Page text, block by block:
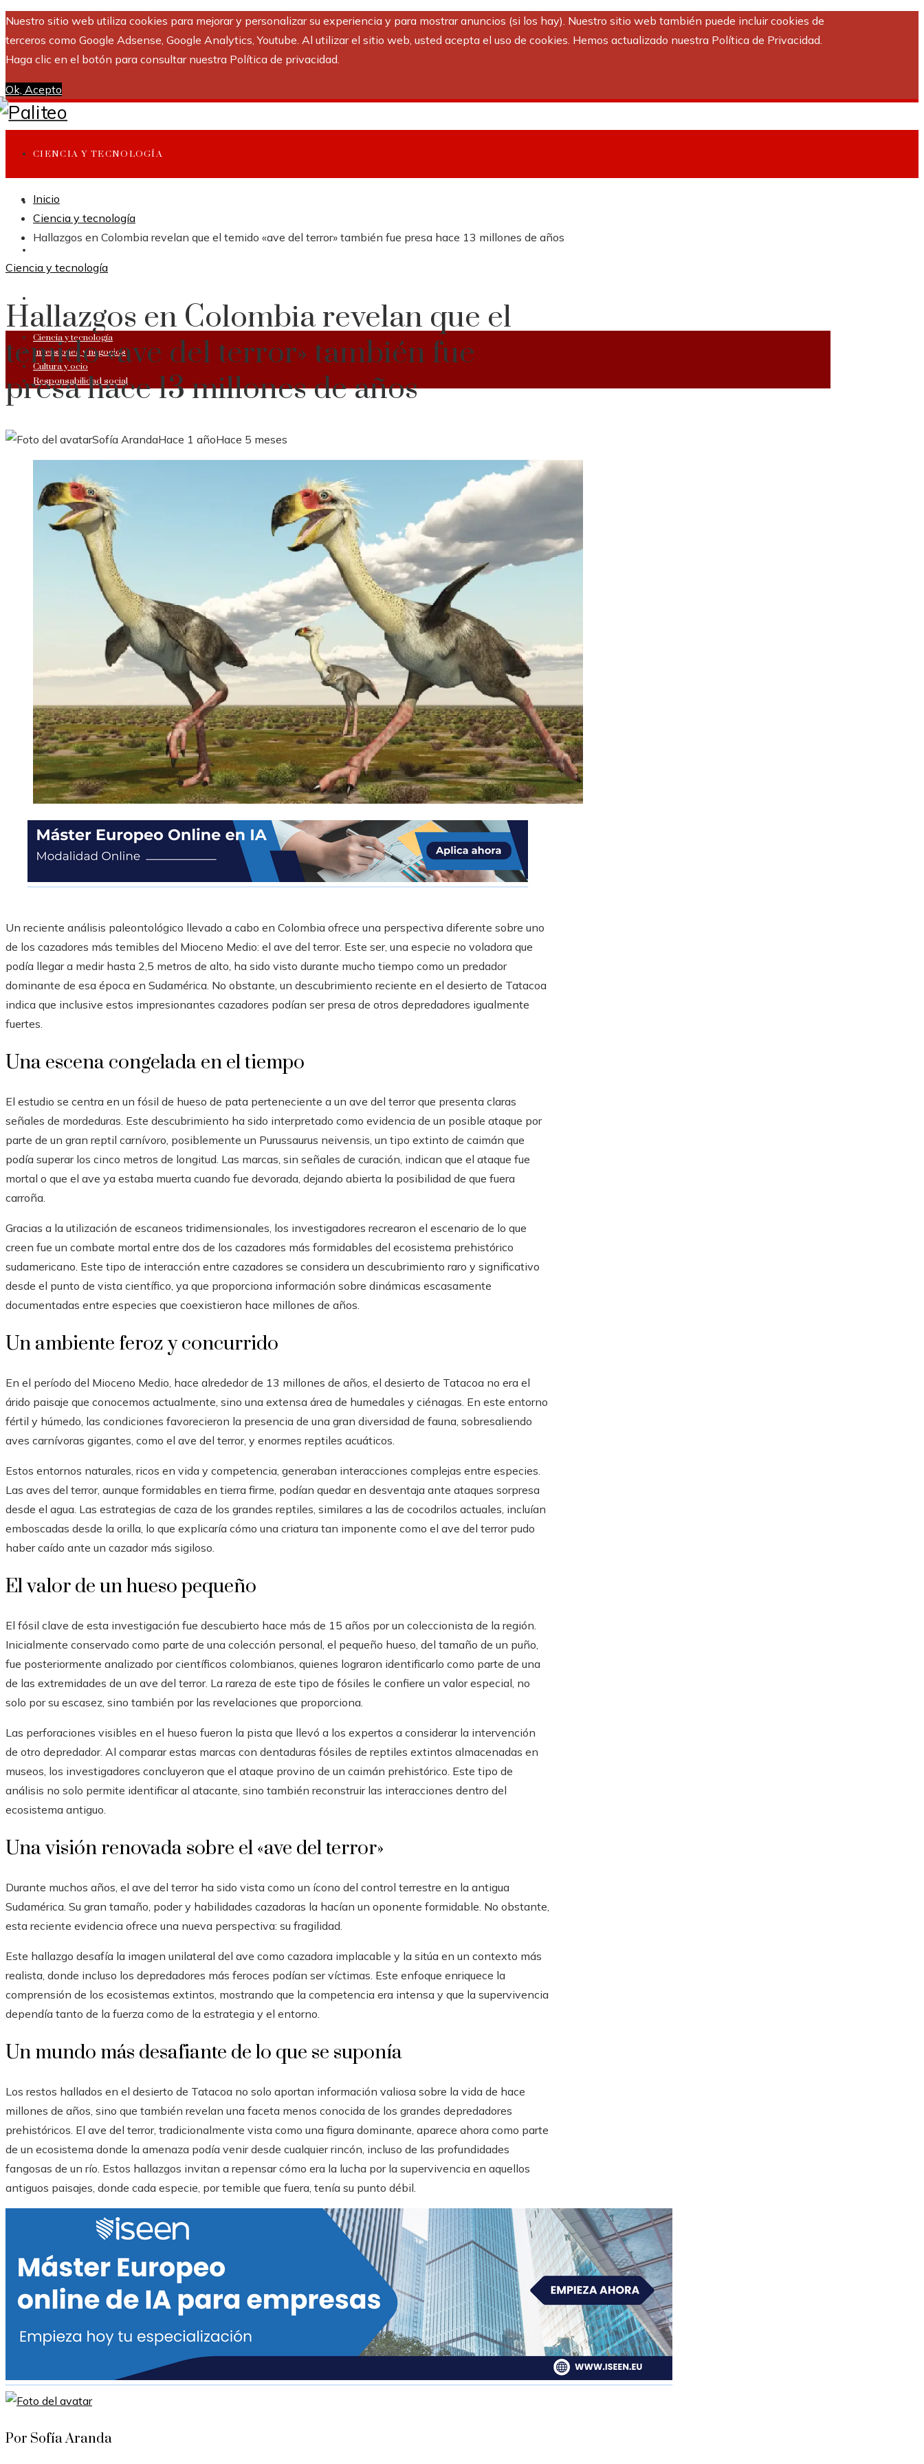
Nuestro sitio web utiliza cookies para mejorar y personalizar su experiencia y para mostrar anuncios (si los hay). Nuestro sitio web también puede incluir cookies de
terceros como Google Adsense, Google Analytics, Youtube. Al utilizar el sitio web, usted acepta el uso de cookies. Hemos actualizado nuestra Política de Privacidad.
Haga clic en el botón para consultar nuestra Política de privacidad.
Ok, Acepto
CIENCIA Y TECNOLOGÍA
INVERSIONES Y NEGOCIOS
Ciencia y tecnología
Inversiones y negocios
Cultura y ocio
Responsabilidad social
Inicio
Ciencia y tecnología
Hallazgos en Colombia revelan que el temido «ave del terror» también fue presa hace 13 millones de años
Ciencia y tecnología
Hallazgos en Colombia revelan que el
temido «ave del terror» también fue
presa hace 13 millones de años
Sofía ArandaHace 1 añoHace 5 meses
Un reciente análisis paleontológico llevado a cabo en Colombia ofrece una perspectiva diferente sobre uno
de los cazadores más temibles del Mioceno Medio: el ave del terror. Este ser, una especie no voladora que
podía llegar a medir hasta 2,5 metros de alto, ha sido visto durante mucho tiempo como un predador
dominante de esa época en Sudamérica. No obstante, un descubrimiento reciente en el desierto de Tatacoa
indica que inclusive estos impresionantes cazadores podían ser presa de otros depredadores igualmente
fuertes.
Una escena congelada en el tiempo
El estudio se centra en un fósil de hueso de pata perteneciente a un ave del terror que presenta claras
señales de mordeduras. Este descubrimiento ha sido interpretado como evidencia de un posible ataque por
parte de un gran reptil carnívoro, posiblemente un Purussaurus neivensis, un tipo extinto de caimán que
podía superar los cinco metros de longitud. Las marcas, sin señales de curación, indican que el ataque fue
mortal o que el ave ya estaba muerta cuando fue devorada, dejando abierta la posibilidad de que fuera
carroña.
Gracias a la utilización de escaneos tridimensionales, los investigadores recrearon el escenario de lo que
creen fue un combate mortal entre dos de los cazadores más formidables del ecosistema prehistórico
sudamericano. Este tipo de interacción entre cazadores se considera un descubrimiento raro y significativo
desde el punto de vista científico, ya que proporciona información sobre dinámicas escasamente
documentadas entre especies que coexistieron hace millones de años.
Un ambiente feroz y concurrido
En el período del Mioceno Medio, hace alrededor de 13 millones de años, el desierto de Tatacoa no era el
árido paisaje que conocemos actualmente, sino una extensa área de humedales y ciénagas. En este entorno
fértil y húmedo, las condiciones favorecieron la presencia de una gran diversidad de fauna, sobresaliendo
aves carnívoras gigantes, como el ave del terror, y enormes reptiles acuáticos.
Estos entornos naturales, ricos en vida y competencia, generaban interacciones complejas entre especies.
Las aves del terror, aunque formidables en tierra firme, podían quedar en desventaja ante ataques sorpresa
desde el agua. Las estrategias de caza de los grandes reptiles, similares a las de cocodrilos actuales, incluían
emboscadas desde la orilla, lo que explicaría cómo una criatura tan imponente como el ave del terror pudo
haber caído ante un cazador más sigiloso.
El valor de un hueso pequeño
El fósil clave de esta investigación fue descubierto hace más de 15 años por un coleccionista de la región.
Inicialmente conservado como parte de una colección personal, el pequeño hueso, del tamaño de un puño,
fue posteriormente analizado por científicos colombianos, quienes lograron identificarlo como parte de una
de las extremidades de un ave del terror. La rareza de este tipo de fósiles le confiere un valor especial, no
solo por su escasez, sino también por las revelaciones que proporciona.
Las perforaciones visibles en el hueso fueron la pista que llevó a los expertos a considerar la intervención
de otro depredador. Al comparar estas marcas con dentaduras fósiles de reptiles extintos almacenadas en
museos, los investigadores concluyeron que el ataque provino de un caimán prehistórico. Este tipo de
análisis no solo permite identificar al atacante, sino también reconstruir las interacciones dentro del
ecosistema antiguo.
Una visión renovada sobre el «ave del terror»
Durante muchos años, el ave del terror ha sido vista como un ícono del control terrestre en la antigua
Sudamérica. Su gran tamaño, poder y habilidades cazadoras la hacían un oponente formidable. No obstante,
esta reciente evidencia ofrece una nueva perspectiva: su fragilidad.
Este hallazgo desafía la imagen unilateral del ave como cazadora implacable y la sitúa en un contexto más
realista, donde incluso los depredadores más feroces podían ser víctimas. Este enfoque enriquece la
comprensión de los ecosistemas extintos, mostrando que la competencia era intensa y que la supervivencia
dependía tanto de la fuerza como de la estrategia y el entorno.
Un mundo más desafiante de lo que se suponía
Los restos hallados en el desierto de Tatacoa no solo aportan información valiosa sobre la vida de hace
millones de años, sino que también revelan una faceta menos conocida de los grandes depredadores
prehistóricos. El ave del terror, tradicionalmente vista como una figura dominante, aparece ahora como parte
de un ecosistema donde la amenaza podía venir desde cualquier rincón, incluso de las profundidades
fangosas de un río. Estos hallazgos invitan a repensar cómo era la lucha por la supervivencia en aquellos
antiguos paisajes, donde cada especie, por temible que fuera, tenía su punto débil.
Por Sofía Aranda